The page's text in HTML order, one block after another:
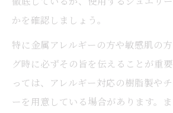
かを確認しましょう。
特に金属アレルギーの方や敏感肌の
グ時に必ずその旨を伝えることが重
っては、アレルギー対応の樹脂製や
ーを用意している場合があります。